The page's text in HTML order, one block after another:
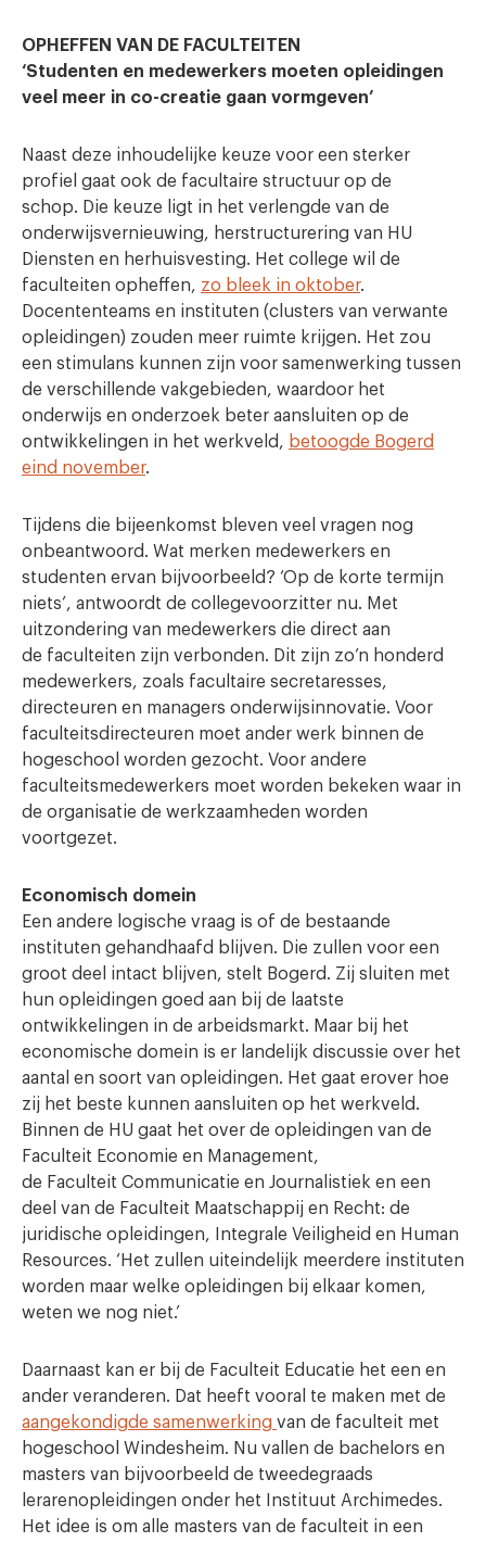
OPHEFFEN VAN DE FACULTEITEN
‘Studenten en medewerkers moeten opleidingen
veel meer in co-creatie gaan vormgeven’
Naast deze inhoudelijke keuze voor een sterker
profiel gaat ook de facultaire structuur op de
schop. Die keuze ligt in het verlengde van de
onderwijsvernieuwing, herstructurering van HU
Diensten en herhuisvesting. Het college wil de
faculteiten opheffen, zo bleek in oktober.
Docententeams en instituten (clusters van verwante
opleidingen) zouden meer ruimte krijgen. Het zou
een stimulans kunnen zijn voor samenwerking tussen
de verschillende vakgebieden, waardoor het
onderwijs en onderzoek beter aansluiten op de
ontwikkelingen in het werkveld, betoogde Bogerd
eind november.
Tijdens die bijeenkomst bleven veel vragen nog
onbeantwoord. Wat merken medewerkers en
studenten ervan bijvoorbeeld? ‘Op de korte termijn
niets’, antwoordt de collegevoorzitter nu. Met
uitzondering van medewerkers die direct aan
de faculteiten zijn verbonden. Dit zijn zo’n honderd
medewerkers, zoals facultaire secretaresses,
directeuren en managers onderwijsinnovatie. Voor
faculteitsdirecteuren moet ander werk binnen de
hogeschool worden gezocht. Voor andere
faculteitsmedewerkers moet worden bekeken waar in
de organisatie de werkzaamheden worden
voortgezet.
Economisch domein
Een andere logische vraag is of de bestaande
instituten gehandhaafd blijven. Die zullen voor een
groot deel intact blijven, stelt Bogerd. Zij sluiten met
hun opleidingen goed aan bij de laatste
ontwikkelingen in de arbeidsmarkt. Maar bij het
economische domein is er landelijk discussie over het
aantal en soort van opleidingen. Het gaat erover hoe
zij het beste kunnen aansluiten op het werkveld.
Binnen de HU gaat het over de opleidingen van de
Faculteit Economie en Management,
de Faculteit Communicatie en Journalistiek en een
deel van de Faculteit Maatschappij en Recht: de
juridische opleidingen, Integrale Veiligheid en Human
Resources. ‘Het zullen uiteindelijk meerdere instituten
worden maar welke opleidingen bij elkaar komen,
weten we nog niet.’
Daarnaast kan er bij de Faculteit Educatie het een en
ander veranderen. Dat heeft vooral te maken met de
aangekondigde samenwerking van de faculteit met
hogeschool Windesheim. Nu vallen de bachelors en
masters van bijvoorbeeld de tweedegraads
lerarenopleidingen onder het Instituut Archimedes.
Het idee is om alle masters van de faculteit in een